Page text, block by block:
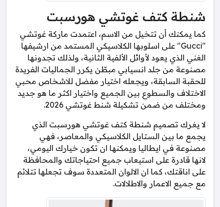
شنطة كتف غوتشي هورسبت
كما يمكنك أن تتخيل من الاسم، اعتمدت ماركة غوتشي
"Gucci" على اسلوبها الكلاسيكي المستمد من ارشيفها
الغني الذي يعود لأوائل الألفية الثانية، ولذلك تجدونها
مصنوعة من جلد انسيابي مبطّن يكرر الجماليات الفريدة
للحقبة السابقة، ويجعله اختيار مفضل للاشخاص محبي
الاختلاف والسطوع بين الجميع واختيار اكثر ما هو جديد
ومختلف من ضمن تشكيلة شنط غوتشي 2026.
لا يغرك تصميم شنطة كتف غوتشي هورسبت الذي
يجمع ما بين الستايل الكلاسيكي والمعاصر، فهي
مصنوعة في ايطاليا ويمكنها ان تكون خيارك اليومي،
لانها قادرة على استيعاب جميع احتياجاتك والمحافظة
على اناقتك، كما ان الالوان المتعددة سوف تجعلها تتلائم
مع جميع الاعمار والاطلالات.